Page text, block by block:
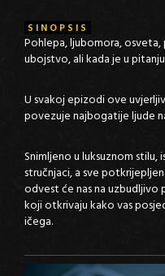
SINOPSIS
Pohlepa, ljubomora,
ubojstvo, ali kada je u
U svakoj epizodi ove
povezuje najbogatije ljude
Snimljeno u luksuznom
stručnjaci, a sve
odvest će nas na
koji otkrivaju kako vas
ičega.